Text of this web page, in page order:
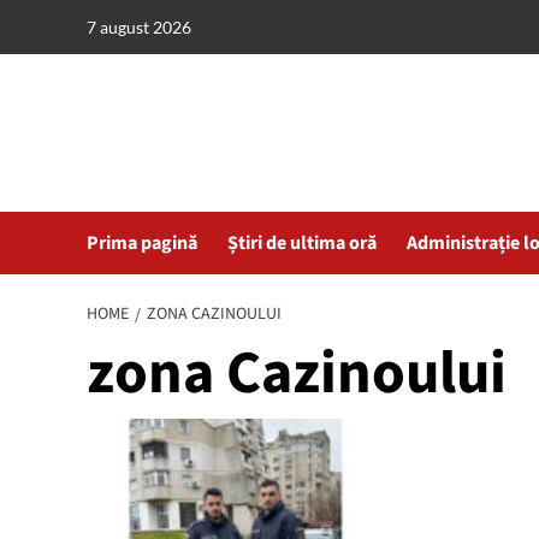
7 august 2026
Prima pagină Știri de ultima oră Administrație
HOME ZONA CAZINOULUI
zona Cazinoului